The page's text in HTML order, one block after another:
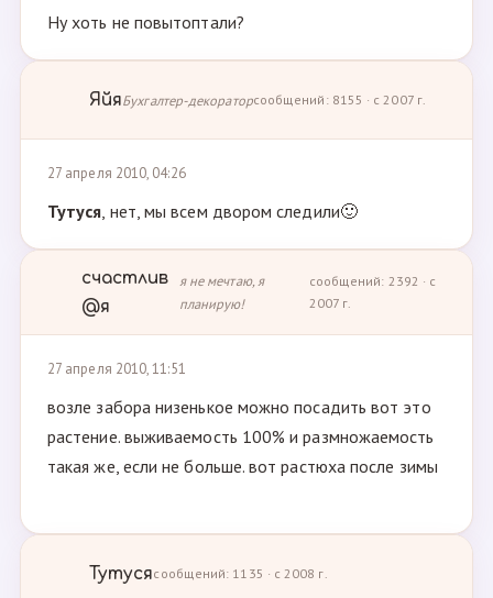
Ну хоть не повытоптали?
ЯйяБухгалтер-декораторсообщений: 8155 · с 2007 г.
27 апреля 2010, 04:26
Тутуся, нет, мы всем двором следили🙂
счастлив
@я
я не мечтаю, я
планирую!
сообщений: 2392 · с
2007 г.
27 апреля 2010, 11:51
возле забора низенькое можно посадить вот это
растение. выживаемость 100% и размножаемость
такая же, если не больше. вот растюха после зимы
Тутусясообщений: 1135 · с 2008 г.